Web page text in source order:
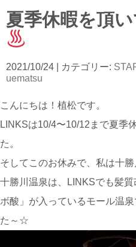
夏季休暇を頂
2021/10/24 | カテゴリー:
uematsu
こんにちは！植松です。
LINKSは10/4〜10/12まで夏季
た。
そしてこのお休みで、私は十
十勝川温泉は、LINKSでも髪
ボ酸」が入っているモール温
た～☆